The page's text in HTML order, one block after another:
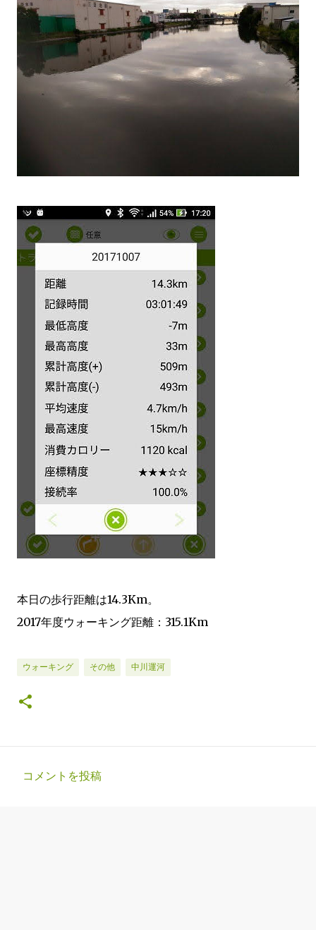
本日の歩行距離は14.3Km。
2017年度ウォーキング距離：315.1Km
ウォーキング その他 中川運河
コメントを投稿